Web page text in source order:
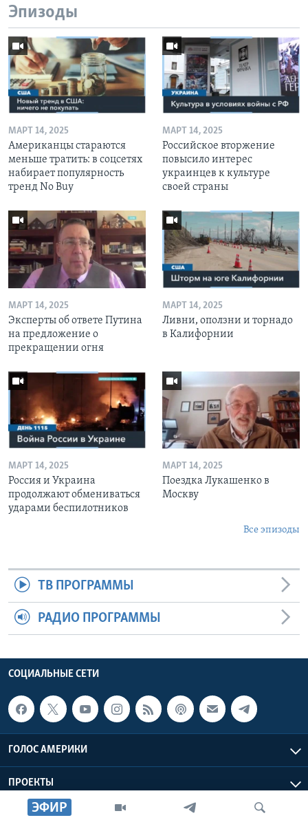
ЭФИР
Эпизоды
МАРТ 14, 2025
Американцы стараются
меньше тратить: в соцсетях
набирает популярность
тренд No Buy
МАРТ 14, 2025
Российское вторжение
повысило интерес
украинцев к культуре
своей страны
МАРТ 14, 2025
Эксперты об ответе Путина
на предложение о
прекращении огня
МАРТ 14, 2025
Ливни, оползни и торнадо
в Калифорнии
МАРТ 14, 2025
Россия и Украина
продолжают обмениваться
ударами беспилотников
МАРТ 14, 2025
Поездка Лукашенко в
Москву
Все эпизоды
ТВ ПРОГРАММЫ
РАДИО ПРОГРАММЫ
СОЦИАЛЬНЫЕ СЕТИ
ГОЛОС АМЕРИКИ
ПРОЕКТЫ